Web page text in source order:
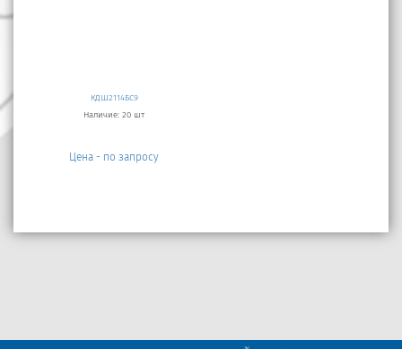
КДШ2114БС9
Наличие: 20 шт
Цена - по запросу